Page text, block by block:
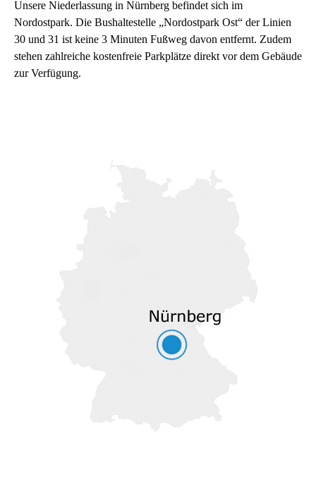
Unsere Niederlassung in Nürnberg befindet sich im
Nordostpark. Die Bushaltestelle „Nordostpark Ost“ der Linien
30 und 31 ist keine 3 Minuten Fußweg davon entfernt. Zudem
stehen zahlreiche kostenfreie Parkplätze direkt vor dem Gebäude
zur Verfügung.